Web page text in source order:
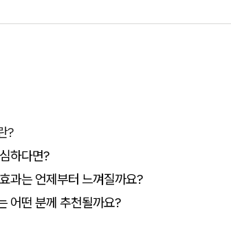
?
하다면?
과는 언제부터 느껴질까요?
어떤 분께 추천될까요?